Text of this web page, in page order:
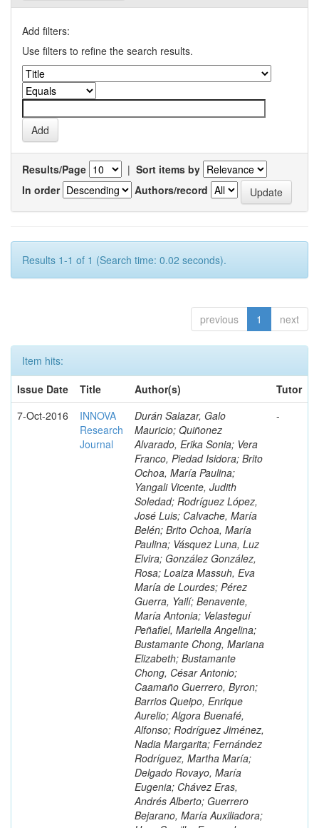
Add filters:
Use filters to refine the search results.
Results/Page | Sort items by
In order
Authors/record
Results 1-1 of 1 (Search time: 0.02 seconds).
previous 1 next
Item hits:
Issue Date
Title Author(s)
Tutor
7-Oct-2016
INNOVA
Research
Journal
Durán Salazar, Galo
Mauricio; Quiñonez
Alvarado, Erika Sonia; Vera
Franco, Piedad Isidora; Brito
Ochoa, María Paulina;
Yangali Vicente, Judith
Soledad; Rodríguez López,
José Luis; Calvache, María
Belén; Brito Ochoa, María
Paulina; Vásquez Luna, Luz
Elvira; González González,
Rosa; Loaiza Massuh, Eva
María de Lourdes; Pérez
Guerra, Yailí; Benavente,
María Antonia; Velasteguí
Peñafiel, Mariella Angelina;
Bustamante Chong, Mariana
Elizabeth; Bustamante
Chong, César Antonio;
Caamaño Guerrero, Byron;
Barrios Queipo, Enrique
Aurelio; Algora Buenafé,
Alfonso; Rodríguez Jiménez,
Nadia Margarita; Fernández
Rodríguez, Martha María;
Delgado Rovayo, María
Eugenia; Chávez Eras,
Andrés Alberto; Guerrero
Bejarano, María Auxiliadora;
-